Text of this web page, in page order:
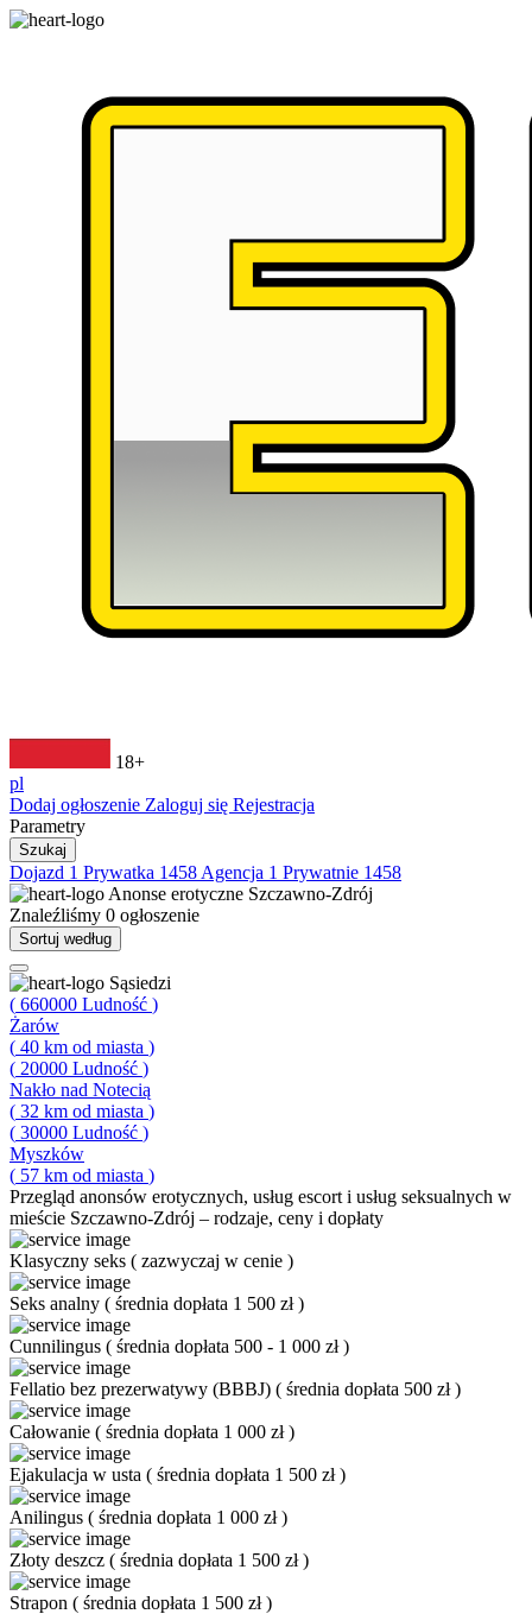
18+
pl
Dodaj ogłoszenie Zaloguj się Rejestracja
Parametry
Szukaj
Dojazd 1 Prywatka 1458 Agencja 1 Prywatnie 1458
Anonse erotyczne Szczawno-Zdrój
Znaleźliśmy 0 ogłoszenie
Sortuj według
Sąsiedzi
( 660000 Ludność )
Żarów
( 40 km od miasta )
( 20000 Ludność )
Nakło nad Notecią
( 32 km od miasta )
( 30000 Ludność )
Myszków
( 57 km od miasta )
Przegląd anonsów erotycznych, usług escort i usług seksualnych w
mieście Szczawno-Zdrój – rodzaje, ceny i dopłaty
Klasyczny seks ( zazwyczaj w cenie )
Seks analny ( średnia dopłata 1 500 zł)
Cunnilingus ( średnia dopłata 500 - 1 000 zł)
Fellatio bez prezerwatywy (BBBJ) ( średnia dopłata 500 zł)
Całowanie ( średnia dopłata 1 000 zł)
Ejakulacja w usta ( średnia dopłata 1 500 zł)
Anilingus ( średnia dopłata 1 000 zł)
Złoty deszcz ( średnia dopłata 1 500 zł)
Strapon ( średnia dopłata 1 500 zł)